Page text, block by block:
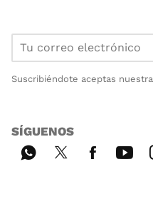
Suscribiéndote aceptas nuestra
SÍGUENOS